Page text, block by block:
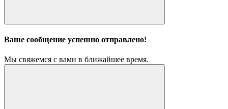
Ваше сообщение успешно отправлено!
Мы свяжемся с вами в ближайшее время.